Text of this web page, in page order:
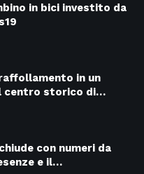
in bici investito da
in un
centro storico di…
con numeri da
e il…